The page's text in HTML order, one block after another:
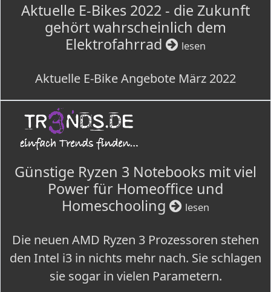
Aktuelle E-Bikes 2022 - die Zukunft
gehört wahrscheinlich dem
Elektrofahrrad
lesen
Aktuelle E-Bike Angebote März 2022
Günstige Ryzen 3 Notebooks mit viel
Power für Homeoffice und
Homeschooling
lesen
Die neuen AMD Ryzen 3 Prozessoren stehen
den Intel i3 in nichts mehr nach. Sie schlagen
sie sogar in vielen Parametern.